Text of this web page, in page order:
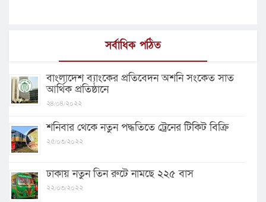
সর্বাধিক পঠিত
বাংলাদেশ ব্যাংকের প্রতিবেদন অশনি সংকেত সাত
আর্থিক প্রতিষ্ঠানে
২৪/০৪/২০২২
শনিবার থেকে নতুন পদ্ধতিতে ট্রেনের টিকিট বিক্রি
২৫/০৩/২০২২
ঢাকায় নতুন তিন রুটে নামছে ২২৫ বাস
২২/০৩/২০২২